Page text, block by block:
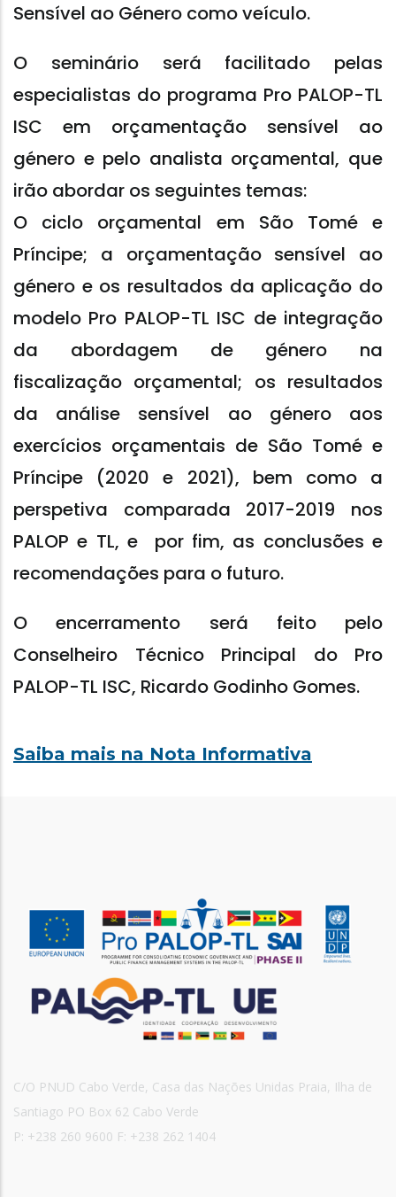
Sensível ao Género como veículo.
O seminário será facilitado pelas
especialistas do programa Pro PALOP-TL
ISC em orçamentação sensível ao
género e pelo analista orçamental, que
irão abordar os seguintes temas:
O ciclo orçamental em São Tomé e
Príncipe; a orçamentação sensível ao
género e os resultados da aplicação do
modelo Pro PALOP-TL ISC de integração
da abordagem de género na
fiscalização orçamental; os resultados
da análise sensível ao género aos
exercícios orçamentais de São Tomé e
Príncipe (2020 e 2021), bem como a
perspetiva comparada 2017-2019 nos
PALOP e TL, e por fim, as conclusões e
recomendações para o futuro.
O encerramento será feito pelo
Conselheiro Técnico Principal do Pro
PALOP-TL ISC, Ricardo Godinho Gomes.
Saiba mais na Nota Informativa
C/O PNUD Cabo Verde, Casa das Nações Unidas Praia, Ilha de
Santiago PO Box 62 Cabo Verde
P: +238 260 9600 F: +238 262 1404